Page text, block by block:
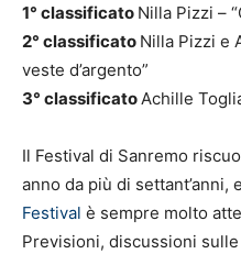
1° classificato Nilla Pizzi –
2° classificato Nilla Pizzi e
veste d’argento”
3° classificatoAchille
Il Festival di Sanremo
anno da più di settant’anni,
Festival è sempre molto
Previsioni, discussioni